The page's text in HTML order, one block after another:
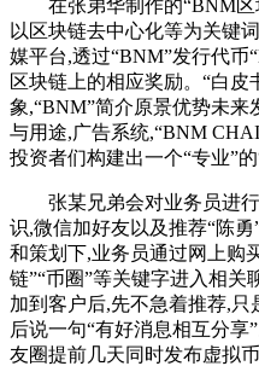
在张弟华制作的“BNM
以区块链去中心化等为关键
媒平台,透过“BNM”发行代币
区块链上的相应奖励。“白
象,“BNM”简介原景优势未来
与用途,广告系统,“BNM
投资者们构建出一个“专业”的
张某兄弟会对业务员进
识,微信加好友以及推荐“陈
和策划下,业务员通过网上购
链”“币圈”等关键字进入相关
加到客户后,先不急着推荐,
后说一句“有好消息相互分享
友圈提前几天同时发布虚拟